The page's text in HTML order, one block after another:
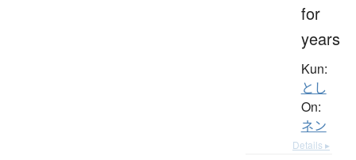
for
years
Kun:
とし
On:
ネン
Details ▸